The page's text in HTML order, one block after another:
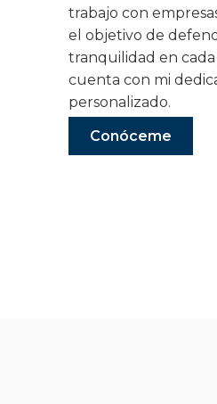
trabajo con
el objetivo de
tranquilidad en cada
cuenta con mi
personalizado.
Conóceme